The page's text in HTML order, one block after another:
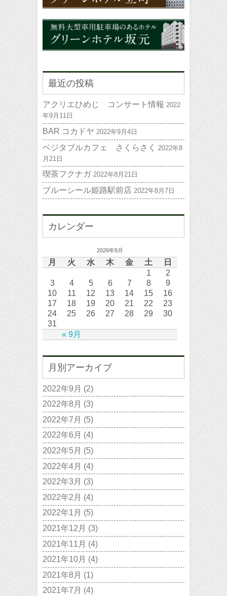
最近の投稿
アクリエひめじ コンサート情報 2022
年9月11日
BAR コカドヤ 2022年9月4日
ベジタブルカフェ さくらさく
2022年8
月21日
喫茶フクナガ 2022年8月21日
ブルーシール姫路駅前店 2022年8月7日
カレンダー
2026年8月
月 火 水 木 金 土 日
« 9月
1
2
3
4 5 6 7 8
9
10
11 12 13 14 15
16
17
18 19 20 21 22
23
24
25 26 27 28 29
30
31
月別アーカイブ
2022年9月 (2)
2022年8月 (3)
2022年7月 (5)
2022年6月 (4)
2022年5月 (5)
2022年4月 (4)
2022年3月 (3)
2022年2月 (4)
2022年1月 (5)
2021年12月 (3)
2021年11月 (4)
2021年10月 (4)
2021年8月 (1)
2021年7月 (4)